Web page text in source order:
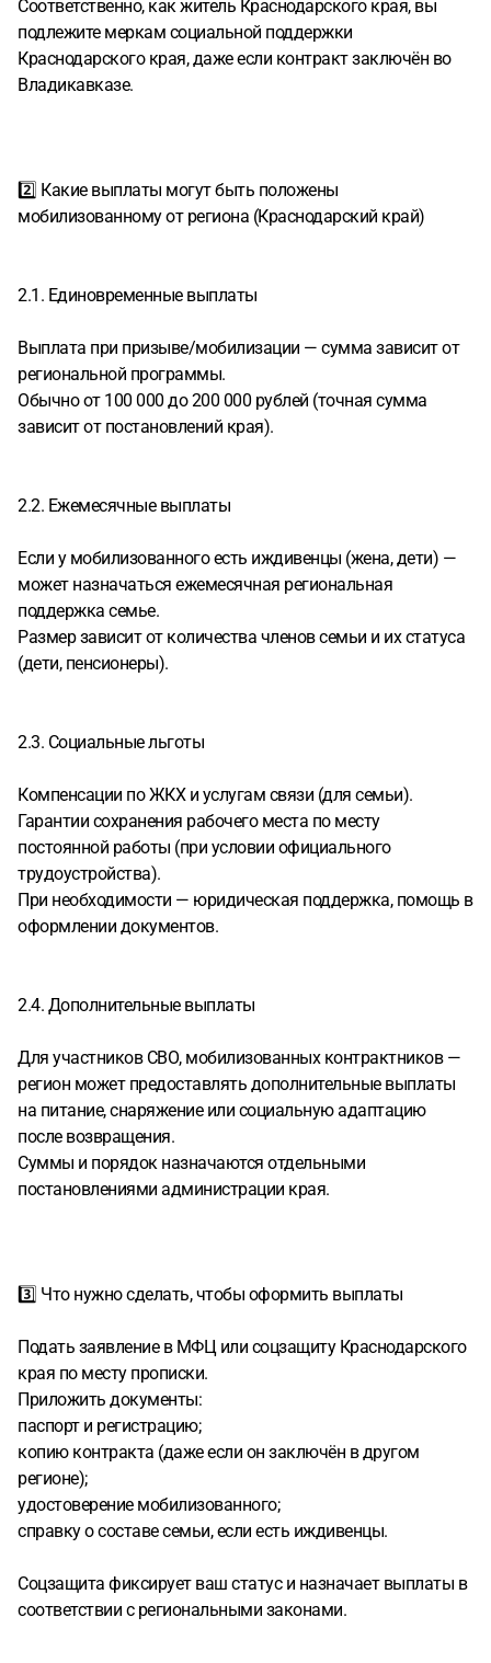
Соответственно, как житель Краснодарского края, вы
подлежите меркам социальной поддержки
Краснодарского края, даже если контракт заключён во
Владикавказе.
2️⃣ Какие выплаты могут быть положены
мобилизованному от региона (Краснодарский край)
2.1. Единовременные выплаты
Выплата при призыве/мобилизации — сумма зависит от
региональной программы.
Обычно от 100 000 до 200 000 рублей (точная сумма
зависит от постановлений края).
2.2. Ежемесячные выплаты
Если у мобилизованного есть иждивенцы (жена, дети) —
может назначаться ежемесячная региональная
поддержка семье.
Размер зависит от количества членов семьи и их статуса
(дети, пенсионеры).
2.3. Социальные льготы
Компенсации по ЖКХ и услугам связи (для семьи).
Гарантии сохранения рабочего места по месту
постоянной работы (при условии официального
трудоустройства).
При необходимости — юридическая поддержка, помощь в
оформлении документов.
2.4. Дополнительные выплаты
Для участников СВО, мобилизованных контрактников —
регион может предоставлять дополнительные выплаты
на питание, снаряжение или социальную адаптацию
после возвращения.
Суммы и порядок назначаются отдельными
постановлениями администрации края.
3️⃣ Что нужно сделать, чтобы оформить выплаты
Подать заявление в МФЦ или соцзащиту Краснодарского
края по месту прописки.
Приложить документы:
паспорт и регистрацию;
копию контракта (даже если он заключён в другом
регионе);
удостоверение мобилизованного;
справку о составе семьи, если есть иждивенцы.
Соцзащита фиксирует ваш статус и назначает выплаты в
соответствии с региональными законами.